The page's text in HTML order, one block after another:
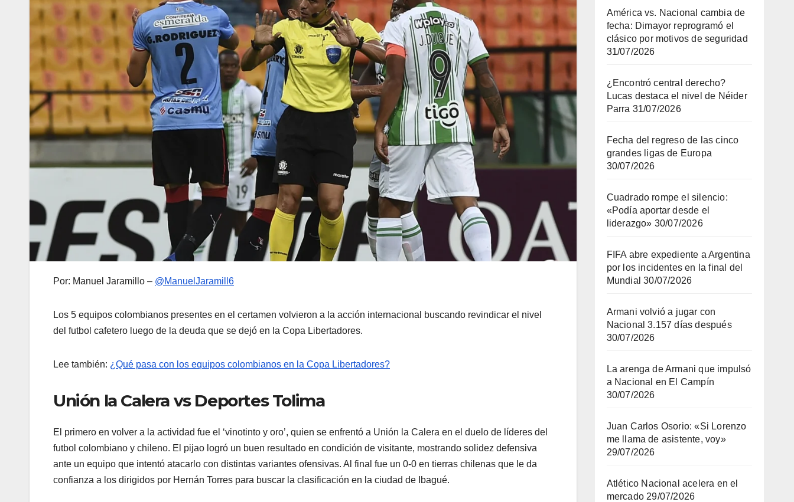
Por: Manuel Jaramillo – @ManuelJaramill6
Los 5 equipos colombianos presentes en el certamen volvieron a la acción internacional buscando revindicar el nivel
del futbol cafetero luego de la deuda que se dejó en la Copa Libertadores.
Lee también: ¿Qué pasa con los equipos colombianos en la Copa Libertadores?
Unión la Calera vs Deportes Tolima
El primero en volver a la actividad fue el ‘vinotinto y oro’, quien se enfrentó a Unión la Calera en el duelo de líderes del
futbol colombiano y chileno. El pijao logró un buen resultado en condición de visitante, mostrando solidez defensiva
ante un equipo que intentó atacarlo con distintas variantes ofensivas. Al final fue un 0-0 en tierras chilenas que le da
confianza a los dirigidos por Hernán Torres para buscar la clasificación en la ciudad de Ibagué.
América vs. Nacional cambia de
fecha: Dimayor reprogramó el
clásico por motivos de seguridad
31/07/2026
¿Encontró central derecho?
Lucas destaca el nivel de Néider
Parra 31/07/2026
Fecha del regreso de las cinco
grandes ligas de Europa
30/07/2026
Cuadrado rompe el silencio:
«Podía aportar desde el
liderazgo» 30/07/2026
FIFA abre expediente a Argentina
por los incidentes en la final del
Mundial 30/07/2026
Armani volvió a jugar con
Nacional 3.157 días después
30/07/2026
La arenga de Armani que impulsó
a Nacional en El Campín
30/07/2026
Juan Carlos Osorio: «Si Lorenzo
me llama de asistente, voy»
29/07/2026
Atlético Nacional acelera en el
mercado 29/07/2026